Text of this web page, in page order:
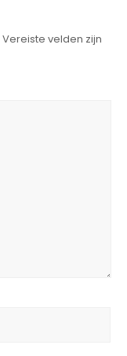
Vereiste velden zijn